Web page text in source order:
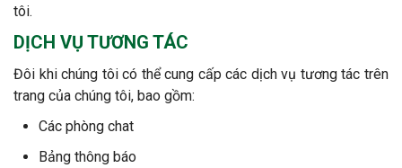
tôi.
DỊCH VỤ TƯƠNG TÁC
Đôi khi chúng tôi có thể cung cấp các dịch vụ tương tác trên
trang của chúng tôi, bao gồm:
Các phòng chat
Bảng thông báo